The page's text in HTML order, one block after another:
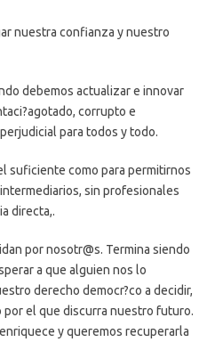
nuestra confianza y nuestro
debemos actualizar e innovar
corrupto e
para todos y todo.
suficiente como para permitirnos
sin profesionales
directa,.
por nosotr@s. Termina siendo
a que alguien nos lo
derecho democr?co a decidir,
el que discurra nuestro futuro.
y queremos recuperarla